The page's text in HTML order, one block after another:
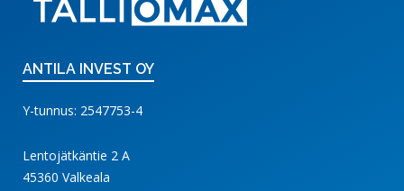
ANTILA INVEST OY
Y-tunnus: 2547753-4
Lentojätkäntie 2 A
45360 Valkeala